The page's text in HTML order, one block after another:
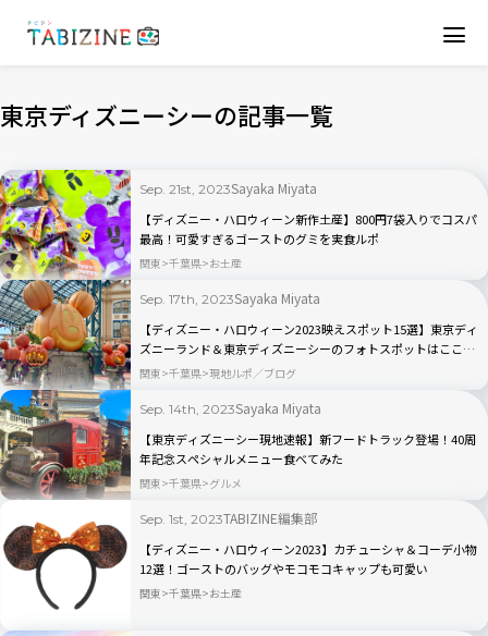
東京ディズニーシーの記事一覧
Sep. 21st, 2023Sayaka Miyata
【ディズニー・ハロウィーン新作土産】800円7袋入りでコスパ
最高！可愛すぎるゴーストのグミを実食ルポ
関東 千葉県 お土産
Sep. 17th, 2023Sayaka Miyata
【ディズニー・ハロウィーン2023映えスポット15選】東京ディ
ズニーランド＆東京ディズニーシーのフォトスポットはここ
だ！
関東 千葉県 現地ルポ／ブログ
Sep. 14th, 2023Sayaka Miyata
【東京ディズニーシー現地速報】新フードトラック登場！40周
年記念スペシャルメニュー食べてみた
関東 千葉県 グルメ
Sep. 1st, 2023TABIZINE編集部
【ディズニー・ハロウィーン2023】カチューシャ＆コーデ小物
12選！ゴーストのバッグやモコモコキャップも可愛い
関東 千葉県 お土産